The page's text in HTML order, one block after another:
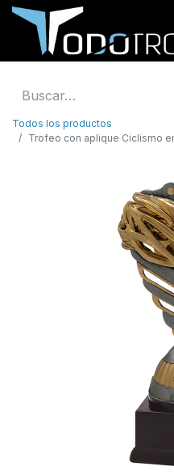
Todos los productos
Trofeo con aplique Ciclismo